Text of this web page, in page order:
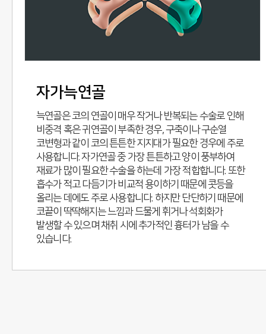
자가늑연골
늑연골은 코의 연골이 매우 작거나 반복되는 수술로 인해
비중격 혹은 귀연골이 부족한 경우, 구축이나 구순열
코변형과 같이 코의 튼튼한 지지대가 필요한 경우에 주로
사용합니다. 자가연골 중 가장 튼튼하고 양이 풍부하여
재료가 많이 필요한 수술을 하는데 가장 적합합니다. 또한
흡수가 적고 다듬기가 비교적 용이하기 때문에 콧등을
올리는 데에도 주로 사용합니다. 하지만 단단하기 때문에
코끝이 딱딱해지는 느낌과 드물게 휘거나 석회화가
발생할 수 있으며 채취 시에 추가적인 흉터가 남을 수
있습니다.